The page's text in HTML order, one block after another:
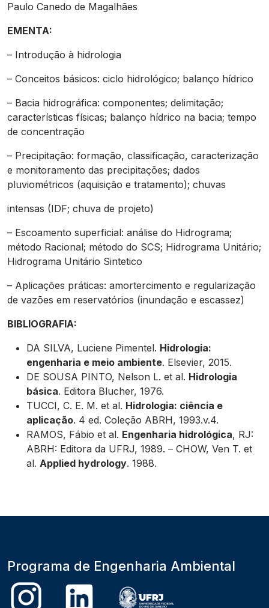
Paulo Canedo de Magalhães
EMENTA:
– Introdução à hidrologia
– Conceitos básicos: ciclo hidrológico; balanço hídrico
– Bacia hidrográfica: componentes; delimitação;
características físicas; balanço hídrico na bacia; tempo
de concentração
– Precipitação: formação, classificação, caracterização
e monitoramento das precipitações; dados
pluviométricos (aquisição e tratamento); chuvas
intensas (IDF; chuva de projeto)
– Escoamento superficial: análise do Hidrograma;
método Racional; método do SCS; Hidrograma Unitário;
Hidrograma Unitário Sintetico
– Aplicações práticas: amortercimento e regularização
de vazões em reservatórios (inundação e escassez)
BIBLIOGRAFIA:
DA SILVA, Luciene Pimentel. Hidrologia:
engenharia e meio ambiente. Elsevier, 2015.
DE SOUSA PINTO, Nelson L. et al. Hidrologia
básica. Editora Blucher, 1976.
TUCCI, C. E. M. et al. Hidrologia: ciência e
aplicação. 4 ed. Coleção ABRH, 1993.v.4.
RAMOS, Fábio et al. Engenharia hidrológica, RJ:
ABRH: Editora da UFRJ, 1989. – CHOW, Ven T. et
al. Applied hydrology. 1988.
Programa de Engenharia Ambiental